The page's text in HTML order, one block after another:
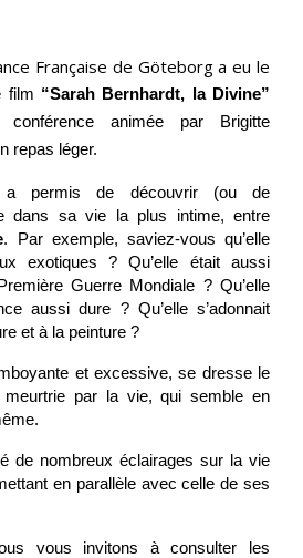
Française de Göteborg a eu le
film “Sarah Bernhardt, la Divine”
animée par Brigitte
repas léger.
a permis de découvrir (ou de
dans sa vie la plus intime, entre
. Par exemple, saviez-vous qu’elle
exotiques ? Qu’elle était aussi
Guerre Mondiale ? Qu’elle
aussi dure ? Qu’elle s’adonnait
et à la peinture ?
et excessive, se dresse le
meurtrie par la vie, qui semble en
de nombreux éclairages sur la vie
en parallèle avec celle de ses
vous invitons à consulter les